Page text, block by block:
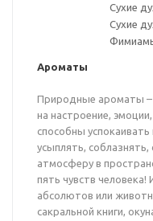
Сухие
Сухие
Ароматы
Природные ароматы –
на настроение,
способны
усыплять,
атмосферу в
пять чувств
абсолютов или
сакральной книги,